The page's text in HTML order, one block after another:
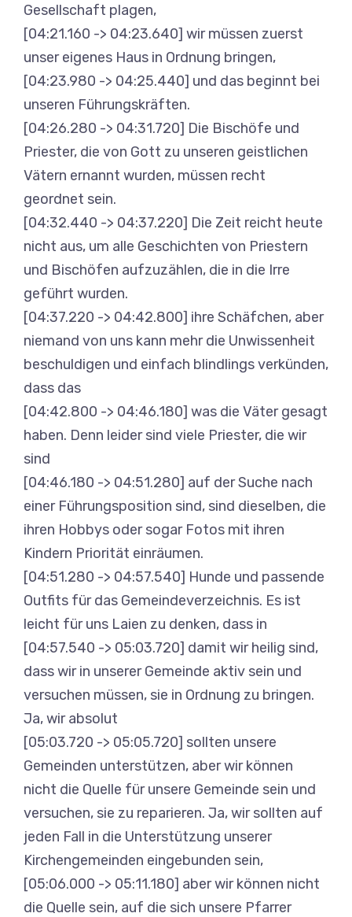
Gesellschaft plagen,
[04:21.160 -> 04:23.640] wir müssen zuerst
unser eigenes Haus in Ordnung bringen,
[04:23.980 -> 04:25.440] und das beginnt bei
unseren Führungskräften.
[04:26.280 -> 04:31.720] Die Bischöfe und
Priester, die von Gott zu unseren geistlichen
Vätern ernannt wurden, müssen recht
geordnet sein.
[04:32.440 -> 04:37.220] Die Zeit reicht heute
nicht aus, um alle Geschichten von Priestern
und Bischöfen aufzuzählen, die in die Irre
geführt wurden.
[04:37.220 -> 04:42.800] ihre Schäfchen, aber
niemand von uns kann mehr die Unwissenheit
beschuldigen und einfach blindlings verkünden,
dass das
[04:42.800 -> 04:46.180] was die Väter gesagt
haben. Denn leider sind viele Priester, die wir
sind
[04:46.180 -> 04:51.280] auf der Suche nach
einer Führungsposition sind, sind dieselben, die
ihren Hobbys oder sogar Fotos mit ihren
Kindern Priorität einräumen.
[04:51.280 -> 04:57.540] Hunde und passende
Outfits für das Gemeindeverzeichnis. Es ist
leicht für uns Laien zu denken, dass in
[04:57.540 -> 05:03.720] damit wir heilig sind,
dass wir in unserer Gemeinde aktiv sein und
versuchen müssen, sie in Ordnung zu bringen.
Ja, wir absolut
[05:03.720 -> 05:05.720] sollten unsere
Gemeinden unterstützen, aber wir können
nicht die Quelle für unsere Gemeinde sein und
versuchen, sie zu reparieren. Ja, wir sollten auf
jeden Fall in die Unterstützung unserer
Kirchengemeinden eingebunden sein,
[05:06.000 -> 05:11.180] aber wir können nicht
die Quelle sein, auf die sich unsere Pfarrer